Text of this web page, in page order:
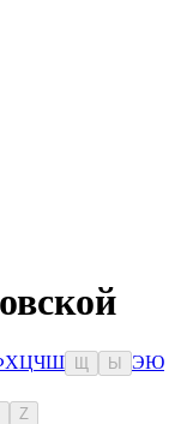
ХЦЧШ Ы ЭЮ
Z